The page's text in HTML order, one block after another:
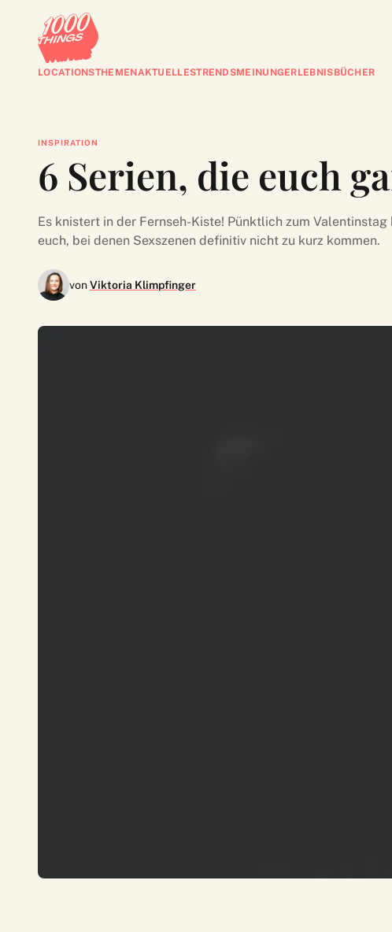
LOCATIONSTHEMENAKTUELLESTRENDSMEINUNGERLEBNISBÜCHER
INSPIRATION
6 Serien, die euch
Es knistert in der Fernseh-Kiste! Pünktlich zum
euch, bei denen Sexszenen definitiv nicht zu kurz kommen.
vonViktoria Klimpfinger